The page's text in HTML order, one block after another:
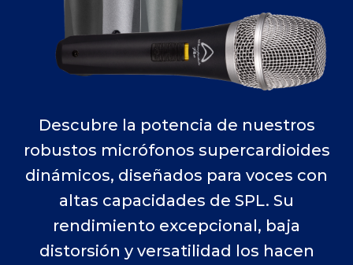
Descubre la potencia de nuestros
robustos micrófonos supercardioides
dinámicos, diseñados para voces con
altas capacidades de SPL. Su
rendimiento excepcional, baja
distorsión y versatilidad los hacen